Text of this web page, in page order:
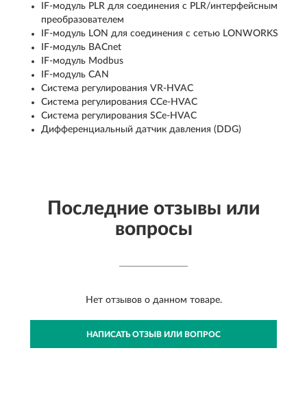
IF-модуль PLR для соединения с PLR/интерфейсным
преобразователем
IF-модуль LON для соединения с сетью LONWORKS
IF-модуль BACnet
IF-модуль Modbus
IF-модуль CAN
Система регулирования VR-HVAC
Система регулирования CCe-HVAC
Система регулирования SCe-HVAC
Дифференциальный датчик давления (DDG)
Последние отзывы или
вопросы
Нет отзывов о данном товаре.
НАПИСАТЬ ОТЗЫВ ИЛИ ВОПРОС